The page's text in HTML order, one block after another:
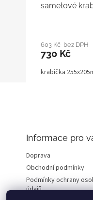
sametové
603 Kč bez DPH
730 Kč
krabička
Informace pro
Doprava
Obchodní podmínky
Podmínky ochrany
údajů